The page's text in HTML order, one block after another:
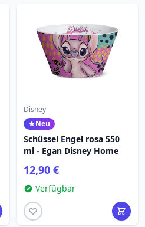
Disney
Neu
Schüssel Engel rosa 550
ml - Egan Disney Home
12,90 €
Verfügbar